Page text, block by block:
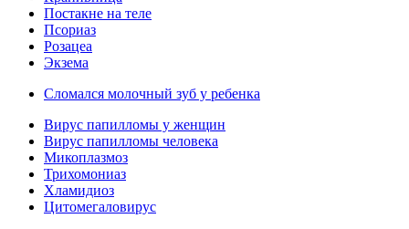
Постакне на теле
Псориаз
Розацеа
Экзема
Сломался молочный зуб у ребенка
Вирус папилломы у женщин
Вирус папилломы человека
Микоплазмоз
Трихомониаз
Хламидиоз
Цитомегаловирус